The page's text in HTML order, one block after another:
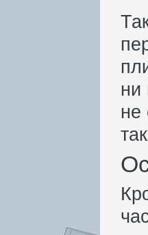
ни
не